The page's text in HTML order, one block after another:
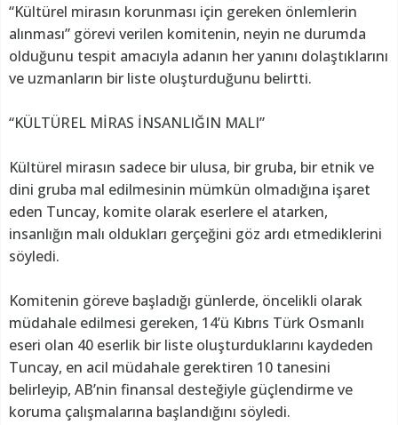
“Kültürel mirasın korunması için gereken önlemlerin
alınması” görevi verilen komitenin, neyin ne durumda
olduğunu tespit amacıyla adanın her yanını dolaştıklarını
ve uzmanların bir liste oluşturduğunu belirtti.
“KÜLTÜREL MİRAS İNSANLIĞIN MALI”
Kültürel mirasın sadece bir ulusa, bir gruba, bir etnik ve
dini gruba mal edilmesinin mümkün olmadığına işaret
eden Tuncay, komite olarak eserlere el atarken,
insanlığın malı oldukları gerçeğini göz ardı etmediklerini
söyledi.
Komitenin göreve başladığı günlerde, öncelikli olarak
müdahale edilmesi gereken, 14’ü Kıbrıs Türk Osmanlı
eseri olan 40 eserlik bir liste oluşturduklarını kaydeden
Tuncay, en acil müdahale gerektiren 10 tanesini
belirleyip, AB’nin finansal desteğiyle güçlendirme ve
koruma çalışmalarına başlandığını söyledi.